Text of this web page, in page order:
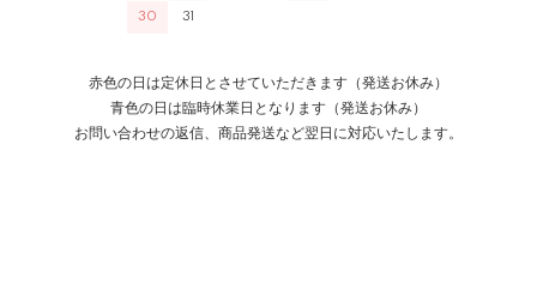
30 31
赤色の日は定休日とさせていただきます（発送お休み）
青色の日は臨時休業日となります（発送お休み）
お問い合わせの返信、商品発送など翌日に対応いたします。